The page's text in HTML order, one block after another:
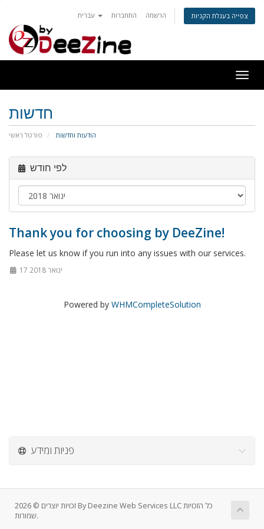
התחברות הרשמה צפייה בעגלת הקניות
חדשות
פורטל ראשי הודעות וחדשות
לפי חודש
Thank you for choosing by DeeZine!
Please let us know if you run into any issues with our services.
17 ינואר 2018
Powered by WHMCompleteSolution
פניות ומידע
זכויות יוצרים © 2026 By Deezine Web Services LLC כל הזכויות
שמורות.